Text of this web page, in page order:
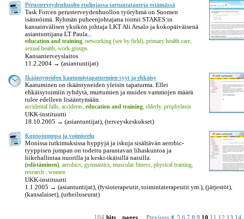
Perusterveydenhuolto etulinjassa tartuntatauteja estämässä
Task Forcen perusterveydenhuollon työryhmä on Suomen
isännöimä. Ryhmän puheenjohtajana toimii STAKES:in
kansainvälisen yksikön johtaja LKT Ali Arsalo ja kokopäiväisenä
asiantuntijana LT Paula...
education and training networking (see by field) primary health care
sexual health work groups
Kansanterveyslaitos
11.2.2004 → (asiantuntijat)
Ikääntyneiden kaatumistapaturmien syyt ja ehkäisy
Kaatuminen on ikääntyneiden yleisin tapaturma. Ellei
ehkäisytoimiin ryhdytä, murtumien ja muiden vammojen määrä
tulee edelleen lisääntymään.
accidental falls accidents education and training elderly, prophylaxis
UKK-instituutti
18.10.2005 → (asiantuntijat), (terveyskeskukset)
Kuntojumppa ja voimistelu
Monissa tutkimuksissa hyppyjä ja iskuja sisältävän aerobic-
tyyppisen jumpan on todettu parantavan lihaskuntoa ja
liikehallintaa nuorilla ja keski-ikäisillä naisilla.
(edistäminen) aerobics gymnastics muscular fitness physical training
research
women
UKK-instituutti
1.1.2005 → (asiantuntijat), (fysioterapeutit, toimintaterapeutit ym.), (järjestöt),
(kansalaiset), (urheiluseurat)
184 Previous 5 6 7 8 9 10 11 12 13 14